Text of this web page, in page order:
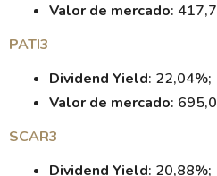
Valor de mercado:
PATI3
Dividend Yield: 22,04%;
Valor de mercado:
SCAR3
Dividend Yield: 20,88%;